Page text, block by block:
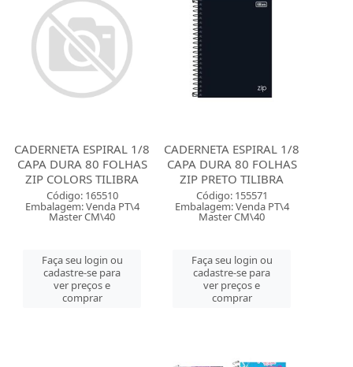
CADERNETA ESPIRAL 1/8
CAPA DURA 80 FOLHAS
ZIP COLORS TILIBRA
Código: 165510
Embalagem: Venda PT\4
Master CM\40
Faça seu login ou
cadastre-se para
ver preços e
comprar
CADERNETA ESPIRAL 1/8
CAPA DURA 80 FOLHAS
ZIP PRETO TILIBRA
Código: 155571
Embalagem: Venda PT\4
Master CM\40
Faça seu login ou
cadastre-se para
ver preços e
comprar